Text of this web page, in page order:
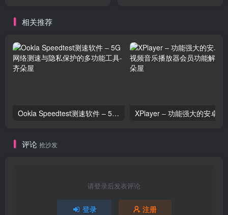
相关推荐
Ookla Speedtest测速软件 – 5G网络测速与隐私保护的多功能工具
评论 抢沙发
请登录后发表评论
登录 注册